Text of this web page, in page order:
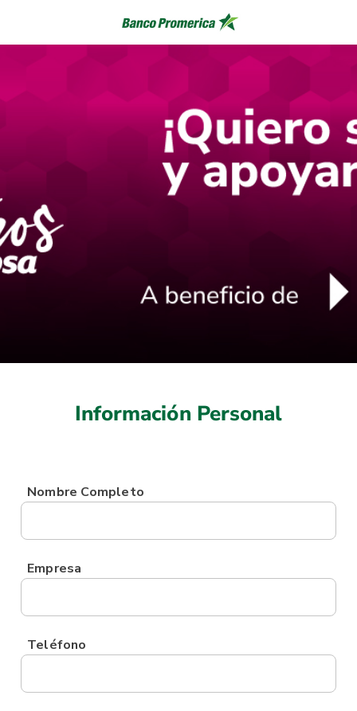
Información Personal
Nombre Completo
Empresa
Teléfono